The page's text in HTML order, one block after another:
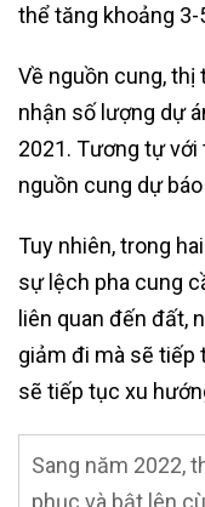
thể tăng khoảng 3-
Về nguồn cung,
nhận số lượng dự
2021. Tương tự với
nguồn cung dự
Tuy nhiên, trong
sự lệch pha cung
liên quan đến đất,
giảm đi mà sẽ tiếp
sẽ tiếp tục xu
Sang năm 2022,
phục và bật lên